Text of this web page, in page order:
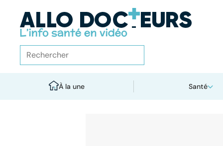
À la une Santé